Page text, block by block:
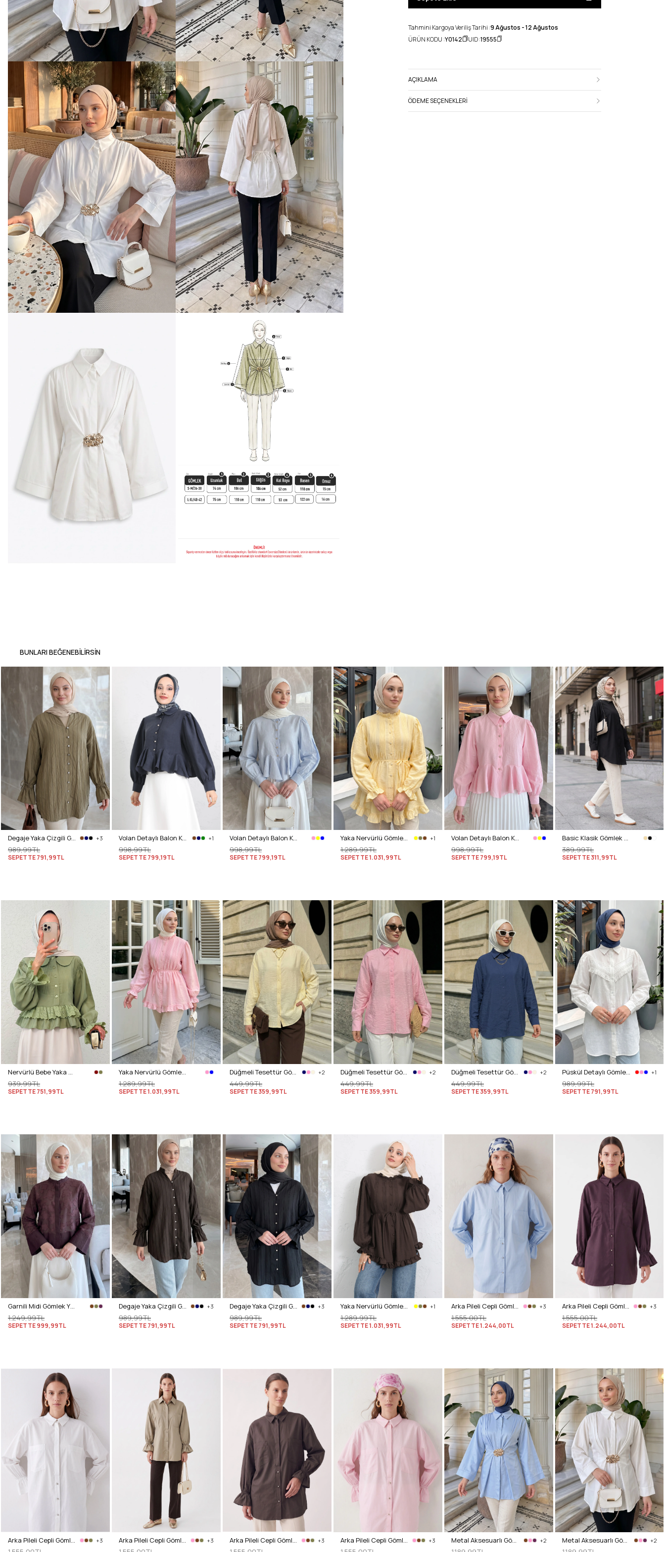
Tahmini Kargoya Veriliş Tarihi :9 Ağustos - 12 Ağustos
ÜRÜN KODU :Y0142 UID :19555
AÇIKLAMA
ÖDEME SEÇENEKLERI
BUNLARI BEĞENEBILIRSIN
Degaje Yaka Çizgili Gömlek Y0121 - MAT HAKİ +3
989,99TL
SEPETTE791,99TL
Volan Detaylı Balon Kol Gömlek Y0095 - LACİVERT +1
998,99TL
SEPETTE799,19TL
Volan Detaylı Balon Kol Gömlek Y0095 - BEBE MAVİSİ
998,99TL
SEPETTE799,19TL
Yaka Nervürlü Gömlek Y0109 - AÇIK SARI +1
1.289,99TL
SEPETTE1.031,99TL
Volan Detaylı Balon Kol Gömlek Y0095 - PEMBE
998,99TL
SEPETTE799,19TL
Basic Klasik Gömlek 4062 - SİYAH
389,99TL
SEPETTE311,99TL
Nervürlü Bebe Yaka Gömlek 2279 - AÇIK HAKİ
939,99TL
SEPETTE751,99TL
Yaka Nervürlü Gömlek Y0109 - PEMBE
1.289,99TL
SEPETTE1.031,99TL
Düğmeli Tesettür Gömlek 612137 - SARI +2
449,99TL
SEPETTE359,99TL
Düğmeli Tesettür Gömlek 612137 - PEMBE +2
449,99TL
SEPETTE359,99TL
Düğmeli Tesettür Gömlek 612137 - LACİVERT +2
449,99TL
SEPETTE359,99TL
Püskül Detaylı Gömlek 2109 - BEYAZ +1
989,99TL
SEPETTE791,99TL
Garnili Midi Gömlek Y0138 - MÜRDÜM
1.249,99TL
SEPETTE999,99TL
Degaje Yaka Çizgili Gömlek Y0121 - ACI KAHVE +3
989,99TL
SEPETTE791,99TL
Degaje Yaka Çizgili Gömlek Y0121 - SİYAH +3
989,99TL
SEPETTE791,99TL
Yaka Nervürlü Gömlek Y0109 - KAHVERENGİ +1
1.289,99TL
SEPETTE1.031,99TL
Arka Pileli Cepli Gömlek Y0147 - BEBE MAVİSİ +3
1.555,00TL
SEPETTE1.244,00TL
Arka Pileli Cepli Gömlek Y0147 - MÜRDÜM +3
1.555,00TL
SEPETTE1.244,00TL
Arka Pileli Cepli Gömlek Y0147 - BEYAZ +3 Arka Pileli Cepli Gömlek Y0147 - AÇIK HAKİ +3 Arka Pileli Cepli Gömlek Y0147 - ACI KAHVE +3 Arka Pileli Cepli Gömlek Y0147 - AÇIK PEMBE +3 Metal Aksesuarlı Gömlek Y0142 - BEBE MAVİSİ +2 Metal Aksesuarlı Gömlek Y0142 - EKRU +2